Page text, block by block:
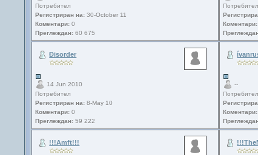
Потребител
Регистриран на: 30-October 11
Коментари: 0
Преглеждан: 60 675
Потребител
Коментари:
Ðisorder
14 Jun 2010
Потребител
Регистриран на: 8-May 10
Коментари: 0
Преглеждан: 59 222
--
Потребител
Коментари:
!!!Amft!!!